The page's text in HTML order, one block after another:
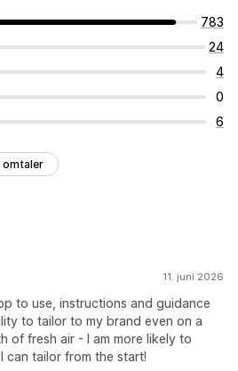
posisjon Kunngjøringsfelt
Kasseside
Overskrift Hovedseksjon
Geo-målretting
783
24
4
0
6
omtaler
11. juni 2026
to use, instructions and guidance
to tailor to my brand even on a
of fresh air - I am more likely to
can tailor from the start!